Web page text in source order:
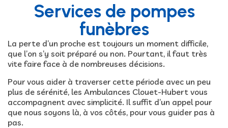
Services de pompes
funèbres
La perte d’un proche est toujours un moment difficile,
que l’on s’y soit préparé ou non. Pourtant, il faut très
vite faire face à de nombreuses décisions.
Pour vous aider à traverser cette période avec un peu
plus de sérénité, les Ambulances Clouet-Hubert vous
accompagnent avec simplicité. Il suffit d’un appel pour
que nous soyons là, à vos côtés, pour vous guider pas à
pas.